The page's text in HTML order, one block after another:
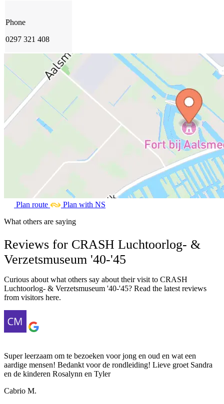
Phone
0297 321 408
Plan route
Plan with NS
What others are saying
Reviews for CRASH Luchtoorlog- &
Verzetsmuseum '40-'45
Curious about what others say about their visit to CRASH
Luchtoorlog- & Verzetsmuseum '40-'45? Read the latest reviews
from visitors here.
Super leerzaam om te bezoeken voor jong en oud en wat een
aardige mensen! Bedankt voor de rondleiding! Lieve groet Sandra
en de kinderen Rosalynn en Tyler
Cabrio M.